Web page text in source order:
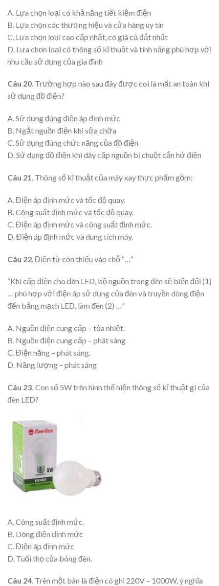
A. Lựa chọn loại có khả năng tiết kiệm điện
B. Lựa chọn các thương hiệu và cửa hàng uy tín
C. Lựa chọn loại cao cấp nhất, có giá cả đắt nhất
D. Lựa chọn loại có thông số kĩ thuật và tính năng phù hợp với
nhu cầu sử dụng của gia đình
Câu 20. Trường hợp nào sau đây được coi là mất an toàn khi
sử dụng đồ điện?
A. Sử dụng đúng điện áp định mức
B. Ngắt nguồn điện khi sửa chữa
C. Sử dụng đúng chức năng của đồ điện
D. Sử dụng đồ điện khi dây cấp nguồn bị chuột cắn hở điện
Câu 21. Thông số kĩ thuật của máy xay thực phẩm gồm:
A. Điện áp định mức và tốc độ quay.
B. Công suất định mức và tốc độ quay.
C. Điện áp định mức và công suất định mức.
D. Điện áp định mức và dung tích máy.
Câu 22 . Điền từ còn thiếu vào chỗ “…”
“Khi cấp điện cho đèn LED, bộ nguồn trong đèn sẽ biến đổi (1)
… phù hợp với điện áp sử dụng của đèn và truyền dòng điện
đến bảng mạch LED, làm đèn (2) …”
A. Nguồn điện cung cấp – tỏa nhiệt.
B. Nguồn điện cung cấp – phát sáng
C. Điện năng – phát sáng.
D. Năng lượng – phát sáng
Câu 23. Con số 5W trên hình thể hiện thông số kĩ thuật gì của
đèn LED?
A. Công suất định mức.
B. Dòng điện định mức
C. Điện áp định mức
D. Tuổi thọ của bóng đèn.
Câu 24. Trên một bàn là điện có ghi 220V – 1000W, ý nghĩa